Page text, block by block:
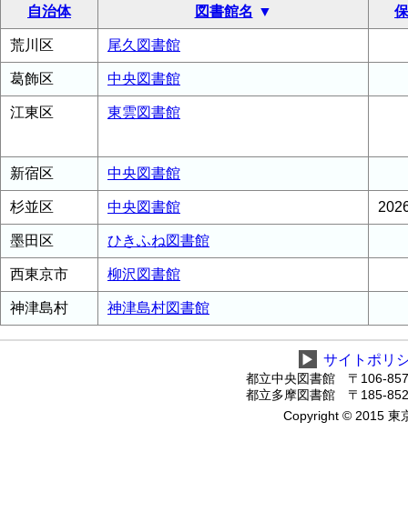
自治体
図書館名
荒川区 尾久図書館
葛飾区 中央図書館
江東区 東雲図書館
新宿区 中央図書館
杉並区 中央図書館
墨田区 ひきふね図書館
西東京市 柳沢図書館
神津島村 神津島村図書館
▶ サイトポリ
都立中央図書館 〒106-
都立多摩図書館 〒185-
Copyright © 2015 東